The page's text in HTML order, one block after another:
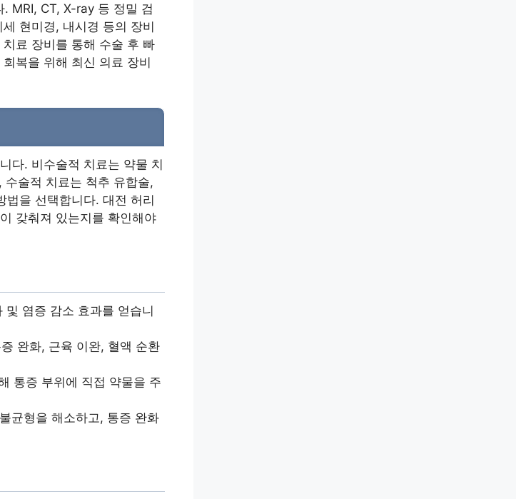
MRI, CT, X-ray 등 정밀 검
현미경, 내시경 등의 장비
료 장비를 통해 수술 후 빠
복을 위해 최신 의료 장비
다. 비수술적 치료는 약물 치
술적 치료는 척추 유합술,
법을 선택합니다. 대전 허리
갖춰져 있는지를 확인해야
염증 감소 효과를 얻습니
완화, 근육 이완, 혈액 순환
통증 부위에 직접 약물을 주
균형을 해소하고, 통증 완화